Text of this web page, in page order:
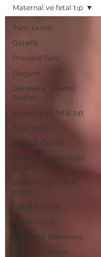
Tüm Yazılar
Gebelik
Prenatal Tanı
Doğum
Gebelikte Tarama
Testleri
Maternal ve fetal tıp
Fetal sağlık
Gebelik Öncesi
gebelikte sık sorulan
sorular
gebelikte gündelik
yaşantı
Gebelik Takibi
kadın sağlığı
Gebelikte Beslenme
Gebelikte Aciller
Maternal ve fetal tıp